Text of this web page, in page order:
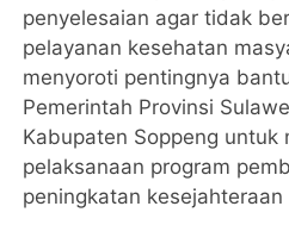
penyelesaian agar tidak
pelayanan kesehatan
menyoroti pentingnya
Pemerintah Provinsi
Kabupaten Soppeng untuk
pelaksanaan program
peningkatan